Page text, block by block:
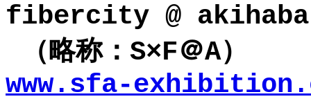
fibercity @
（略称：S×F＠A）
www.sfa-